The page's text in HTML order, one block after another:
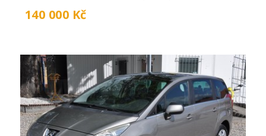
140 000 Kč